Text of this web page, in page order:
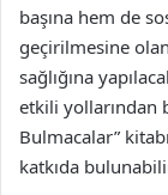
başına hem de
geçirilmesine
sağlığına
etkili yollarından
Bulmacalar”
katkıda